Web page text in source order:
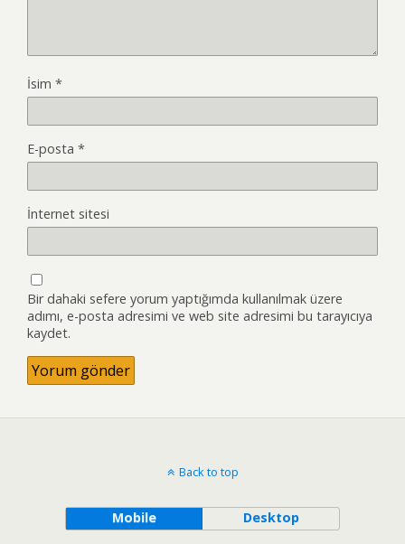
İsim *
E-posta *
İnternet sitesi
Bir dahaki sefere yorum yaptığımda kullanılmak üzere
adımı, e-posta adresimi ve web site adresimi bu tarayıcıya
kaydet.
Back to top
Mobile Desktop